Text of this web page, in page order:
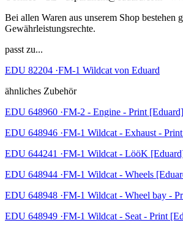
Bei allen Waren aus unserem Shop bestehen
Gewährleistungsrechte.
passt zu...
EDU 82204 ·FM-1 Wildcat von Eduard
ähnliches Zubehör
EDU 648960 ·FM-2 - Engine - Print
EDU 648946 ·FM-1 Wildcat - Exhaust -
EDU 644241 ·FM-1 Wildcat - LööK
EDU 648944 ·FM-1 Wildcat - Wheels
EDU 648948 ·FM-1 Wildcat - Wheel bay -
EDU 648949 ·FM-1 Wildcat - Seat - Print